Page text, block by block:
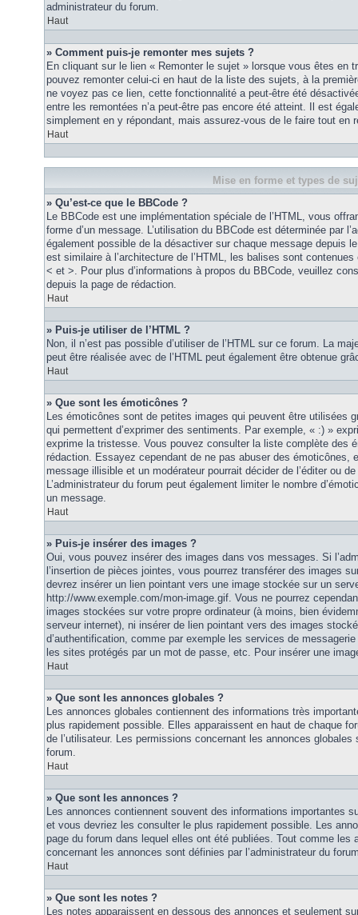
administrateur du forum.
Haut
» Comment puis-je remonter mes sujets ?
En cliquant sur le lien « Remonter le sujet » lorsque vous êtes en
pouvez remonter celui-ci en haut de la liste des sujets, à la
ne voyez pas ce lien, cette fonctionnalité a peut-être été
entre les remontées n’a peut-être pas encore été atteint. Il est
simplement en y répondant, mais assurez-vous de le faire tout en
Haut
Mise en forme et types de
» Qu’est-ce que le BBCode ?
Le BBCode est une implémentation spéciale de l’HTML, vous
forme d’un message. L’utilisation du BBCode est déterminée par
également possible de la désactiver sur chaque message depuis
est similaire à l’architecture de l’HTML, les balises sont
< et >. Pour plus d’informations à propos du BBCode, veuillez
depuis la page de rédaction.
Haut
» Puis-je utiliser de l’HTML ?
Non, il n’est pas possible d’utiliser de l’HTML sur ce forum. La
peut être réalisée avec de l’HTML peut également être obtenue
Haut
» Que sont les émoticônes ?
Les émoticônes sont de petites images qui peuvent être utilisées
qui permettent d’exprimer des sentiments. Par exemple, « :) »
exprime la tristesse. Vous pouvez consulter la liste complète des
rédaction. Essayez cependant de ne pas abuser des émoticônes,
message illisible et un modérateur pourrait décider de l’éditer ou
L’administrateur du forum peut également limiter le nombre
un message.
Haut
» Puis-je insérer des images ?
Oui, vous pouvez insérer des images dans vos messages. Si
l’insertion de pièces jointes, vous pourrez transférer des images
devrez insérer un lien pointant vers une image stockée sur un
http://www.exemple.com/mon-image.gif. Vous ne pourrez
images stockées sur votre propre ordinateur (à moins, bien
serveur internet), ni insérer de lien pointant vers des images
d’authentification, comme par exemple les services de
les sites protégés par un mot de passe, etc. Pour insérer une
Haut
» Que sont les annonces globales ?
Les annonces globales contiennent des informations très
plus rapidement possible. Elles apparaissent en haut de chaque
de l’utilisateur. Les permissions concernant les annonces globales
forum.
Haut
» Que sont les annonces ?
Les annonces contiennent souvent des informations importantes
et vous devriez les consulter le plus rapidement possible. Les
page du forum dans lequel elles ont été publiées. Tout comme les
concernant les annonces sont définies par l’administrateur du
Haut
» Que sont les notes ?
Les notes apparaissent en dessous des annonces et seulement